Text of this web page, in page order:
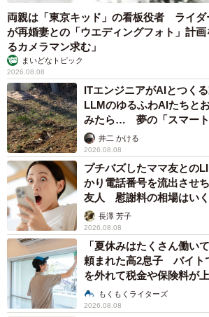
まあ、こんな子、最近いないような気がする…ん
ハミさんのツイートより
－ご自身の小学生時代にも、こんな子
「いましたけど、好きだったのかな？ち
かったのは確かですね。まだ異性とし
でしょうか？」
ちなみに「この話はジェンダー的なテ
りはなく、あくまで当時の小学生の日
く描いていたら、たまたま今の時代の
すったように思います。全然狙ったつ
で…」と仲曽良さん。
両親は「東京キッド」の看板役者 ライダ
が再婚妻との「ウエディングフォト」計
るカメラマン求む」
まいどなトピック
2026.08.08
ITエンジニアがAIとつく
LLMのゆるふわAIたちと
みたら… 夢の「スマート
るか井二 かける
2026.08.08
プチバズしたママ友との
かり電話番号を流出させ
友人 慰謝料の相場はい
解説】長澤 芳子
2026.08.08
「夏休みはたくさん働い
頼まれた高2息子 バイト
を外れて税金や保険料が
説】もくもくライターズ
2026.08.08